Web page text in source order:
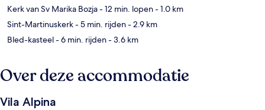
Kerk van Sv Marika Bozja- 12 min. lopen- 1.0 km
Sint-Martinuskerk- 5 min. rijden- 2.9 km
Bled-kasteel- 6 min. rijden- 3.6 km
Over deze accommodatie
Vila Alpina